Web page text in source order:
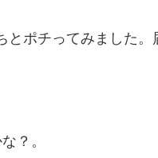
ポチってみました。
？。